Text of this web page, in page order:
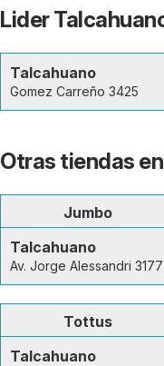
Lider
Talcahuano
Gomez Carreño 3425
Otras tiendas
Jumbo
Talcahuano
Av. Jorge Alessandri 3177
Tottus
Talcahuano